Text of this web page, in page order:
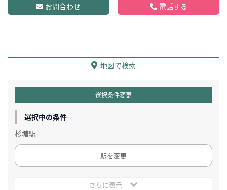
お問合わせ 電話する
地図で検索
選択条件変更
選択中の条件
杉塘駅
駅を変更
さらに表示